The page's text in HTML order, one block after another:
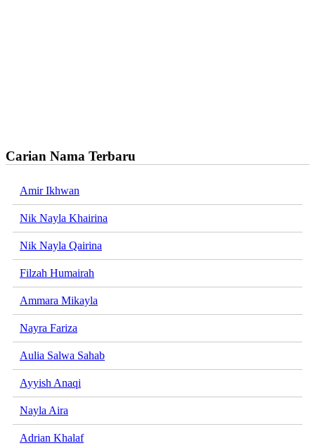
Carian Nama Terbaru
Amir Ikhwan
Nik Nayla Khairina
Nik Nayla Qairina
Filzah Humairah
Ammara Mikayla
Nayra Fariza
Aulia Salwa Sahab
Ayyish Anaqi
Nayla Aira
Adrian Khalaf